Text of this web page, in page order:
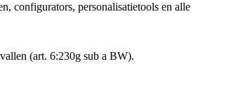
configurators, personalisatietools en alle
(art. 6:230g sub a BW).